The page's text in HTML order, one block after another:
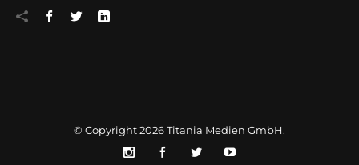
© Copyright 2026Titania Medien GmbH.